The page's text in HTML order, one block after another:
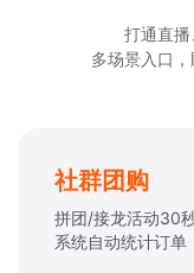
打通直
多场景入口
会员复购
积分兑换、储值卡
周期自动推送复购